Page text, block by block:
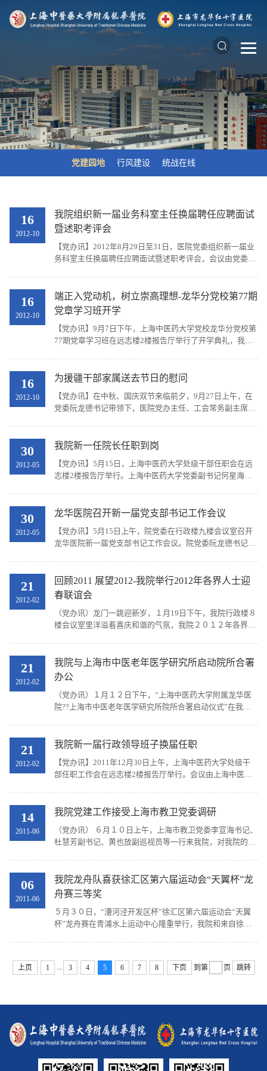
党建园地 行风建设 统战在线
16
2012-10
我院组织新一届业务科室主任换届聘任应聘面试
暨述职考评会
【党办讯】2012年8月29日至31日，医院党委组织新一届业
务科室主任换届聘任应聘面试暨述职考评会，会议由党委书
16
2012-10
端正入党动机，树立崇高理想-龙华分党校第77期
党章学习班开学
【党办讯】9月7日下午，上海中医药大学党校龙华分党校第
77期党章学习班在远志楼2楼报告厅举行了开学典礼，我院
16
2012-10
为援疆干部家属送去节日的慰问
【党办讯】在中秋、国庆双节来临前夕，9月27日上午，在
党委阮龙德书记带领下，医院党办主任、工会常务副主席以
30
2012-05
我院新一任院长任职到岗
【党办讯】5月15日，上海中医药大学处级干部任职会在远
志楼2楼报告厅举行。上海中医药大学党委副书记何星海、
30
2012-05
龙华医院召开新一届党支部书记工作会议
【党办讯】5月15日上午，院党委在行政楼九楼会议室召开
龙华医院新一届党支部书记工作会议。院党委阮龙德书记对
21
2012-02
回顾2011 展望2012-我院举行2012年各界人士迎
春联谊会
（党办讯）龙门一跳迎新岁，１月19日下午，我院行政楼８
楼会议室里洋溢着喜庆和谐的气氛，我院２０１２年各界人
21
2012-02
我院与上海市中医老年医学研究所启动院所合署
办公
（党办讯）１月１２日下午，“上海中医药大学附属龙华医
院??上海市中医老年医学研究所院所合署启动仪式”在我院
21
2012-02
我院新一届行政领导班子换届任职
【党办讯】2011年12月30日上午，上海中医药大学处级干
部任职工作会在远志楼2楼报告厅举行。会议由上海中医药
14
2011-06
我院党建工作接受上海市教卫党委调研
（党办讯） ６月１０日上午，上海市教卫党委李宣海书记、
杜慧芳副书记、黄也放副巡视员等一行来我院，对我院的党
06
2011-06
我院龙舟队喜获徐汇区第六届运动会“天翼杯”龙
舟赛三等奖
５月３０日，“漕河泾开发区杯”徐汇区第六届运动会“天翼
杯”龙舟赛在青浦水上运动中心隆重举行，我院和来自徐汇
上页 1 3 4 5 6 7 8 下页 到第 页 跳转